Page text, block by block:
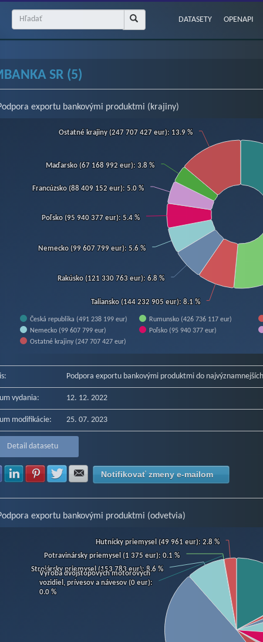
DATASETY OPENAPI
SR (5)
exportu bankovými produktmi (krajiny)
with 9 slices.
as data table, Chart
Taliansko (144 232 905 eur): 8.1 %
Taliansko (144 232 905 eur): 8.1 %
Rakúsko (121 330 763 eur): 6.8 %
Rakúsko (121 330 763 eur): 6.8 %
Nemecko (99 607 799 eur): 5.6 %
Nemecko (99 607 799 eur): 5.6 %
Poľsko (95 940 377 eur): 5.4 %
Poľsko (95 940 377 eur): 5.4 %
Francúzsko (88 409 152 eur): 5.0 %
Francúzsko (88 409 152 eur): 5.0 %
Maďarsko (67 168 992 eur): 3.8 %
Maďarsko (67 168 992 eur): 3.8 %
Ostatné krajiny (247 707 427 eur): 13.9 %
Ostatné krajiny (247 707 427 eur): 13.9 %
Česká republika (491 238 199 eur) Rumunsko (426 736 117 eur)
Nemecko (99 607 799 eur)
Poľsko (95 940 377 eur)
Ostatné krajiny (247 707 427 eur)
Podpora exportu bankovými produktmi do
vydania: 12. 12. 2022
modifikácie: 25. 07. 2023
Detail datasetu
Zdielať na Facebook
Zdielať na LinkedIn
Zdielať na Pinterest
Zdielať na Twitter
Zdielať na E-mail
Notifikovať zmeny e-mailom
exportu bankovými produktmi (odvetvia)
with 14 slices.
as data table, Chart
Strojársky priemysel (153 783 eur): 8.6 %
Strojársky priemysel (153 783 eur): 8.6 %
Výroba dvojstopových motorových
vozidiel, prívesov a návesov (0 eur):
0.0 %
Výroba dvojstopových motorových
vozidiel, prívesov a návesov (0 eur):
0.0 %
Potravinársky priemysel (1 375 eur): 0.1 %
Potravinársky priemysel (1 375 eur): 0.1 %
Hutnícky priemysel (49 961 eur): 2.8 %
Hutnícky priemysel (49 961 eur): 2.8 %